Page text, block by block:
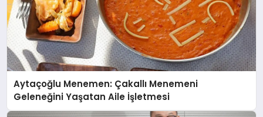
Aytaçoğlu Menemen: Çakallı Menemeni
Geleneğini Yaşatan Aile İşletmesi